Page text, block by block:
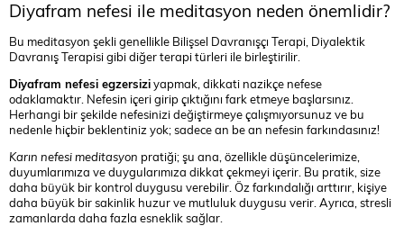
Diyafram nefesi ile meditasyon neden önemlidir?
Bu meditasyon şekli genellikle Bilişsel Davranışçı Terapi, Diyalektik
Davranış Terapisi gibi diğer terapi türleri ile birleştirilir.
Diyafram nefesi egzersiziyapmak, dikkati nazikçe nefese
odaklamaktır. Nefesin içeri girip çıktığını fark etmeye başlarsınız.
Herhangi bir şekilde nefesinizi değiştirmeye çalışmıyorsunuz ve bu
nedenle hiçbir beklentiniz yok; sadece an be an nefesin farkındasınız!
Karın nefesi meditasyon pratiği; şu ana, özellikle düşüncelerimize,
duyumlarımıza ve duygularımıza dikkat çekmeyi içerir. Bu pratik, size
daha büyük bir kontrol duygusu verebilir. Öz farkındalığı arttırır, kişiye
daha büyük bir sakinlik huzur ve mutluluk duygusu verir. Ayrıca, stresli
zamanlarda daha fazla esneklik sağlar.